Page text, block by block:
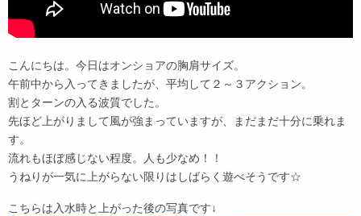
こんにちは。今日はオンショアの胸肩サイズ。
午前中から入ってきましたが、平均して２～３アクション。
割とターンの入る波質でした。
先ほど上がりまして風が強まっていますが、まだまだ十分に乗れま
す。
流れもほぼ感じない程度。人も少なめ！！
うねりが一気に上がらない限りはしばらく遊べそうです☆
こちらは入水時と上がった後の写真です↓